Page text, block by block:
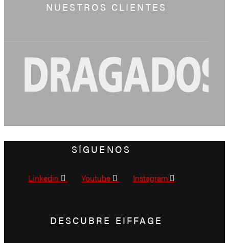
NUESTROS CLIENTES
SÍGUENOS
Linkedin Youtube Instagram
DESCUBRE EIFFAGE